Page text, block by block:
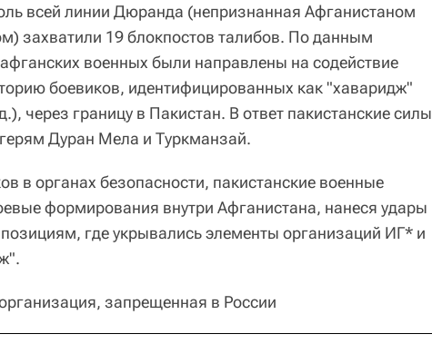
всей линии Дюранда (непризнанная Афганистаном
захватили 19 блокпостов талибов. По данным
военных были направлены на содействие
боевиков, идентифицированных как "хаваридж"
через границу в Пакистан. В ответ пакистанские силы
Дуран Мела и Туркманзай.
в органах безопасности, пакистанские военные
формирования внутри Афганистана, нанеся удары
где укрывались элементы организаций ИГ* и
запрещенная в России